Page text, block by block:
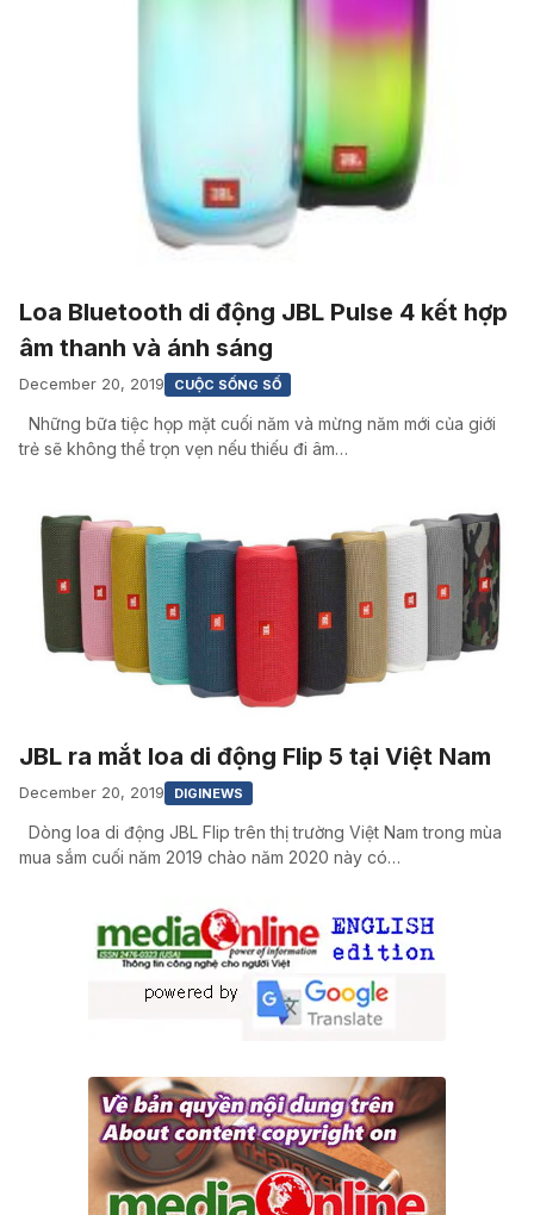
Loa Bluetooth di động JBL Pulse 4 kết hợp
âm thanh và ánh sáng
December 20, 2019 CUỘC SỐNG SỐ
Những bữa tiệc họp mặt cuối năm và mừng năm mới của giới
trẻ sẽ không thể trọn vẹn nếu thiếu đi âm…
JBL ra mắt loa di động Flip 5 tại Việt Nam
December 20, 2019 DIGINEWS
Dòng loa di động JBL Flip trên thị trường Việt Nam trong mùa
mua sắm cuối năm 2019 chào năm 2020 này có…